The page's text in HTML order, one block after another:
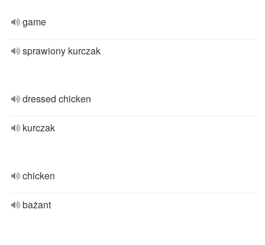
game
sprawiony kurczak
dressed chicken
kurczak
chicken
bażant